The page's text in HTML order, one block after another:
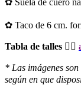
✿ Taco de 6 cm.
Tabla de talles 👉🏻
* Las imágenes
según en que